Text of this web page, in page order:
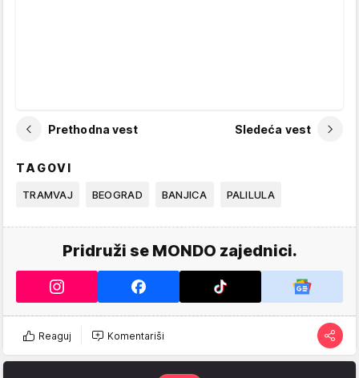
Prethodna vest Sledeća vest
TAGOVI
TRAMVAJ BEOGRAD BANJICA PALILULA
Pridruži se MONDO zajednici.
Reaguj Komentariši